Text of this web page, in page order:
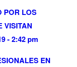
POR LOS
VISITAN
- 2:42 pm
EN